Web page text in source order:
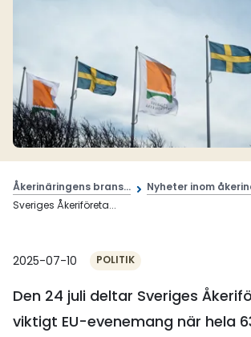
Åkerinäringens brans...
Nyheter inom
Sveriges Åkeriföreta...
2025-07-10 POLITIK
Den 24 juli deltar Sveriges
viktigt EU-evenemang när hela